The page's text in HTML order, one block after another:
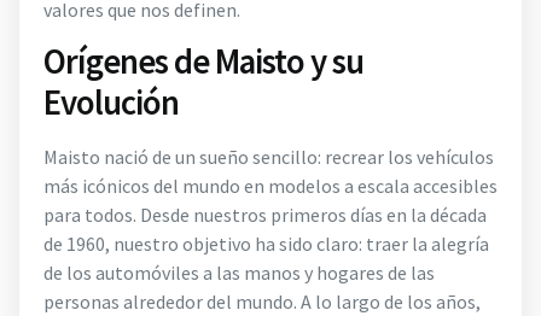
valores que nos definen.
Orígenes de Maisto y su
Evolución
Maisto nació de un sueño sencillo: recrear los vehículos
más icónicos del mundo en modelos a escala accesibles
para todos. Desde nuestros primeros días en la década
de 1960, nuestro objetivo ha sido claro: traer la alegría
de los automóviles a las manos y hogares de las
personas alrededor del mundo. A lo largo de los años,